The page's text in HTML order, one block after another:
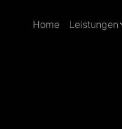
Home Leistungen